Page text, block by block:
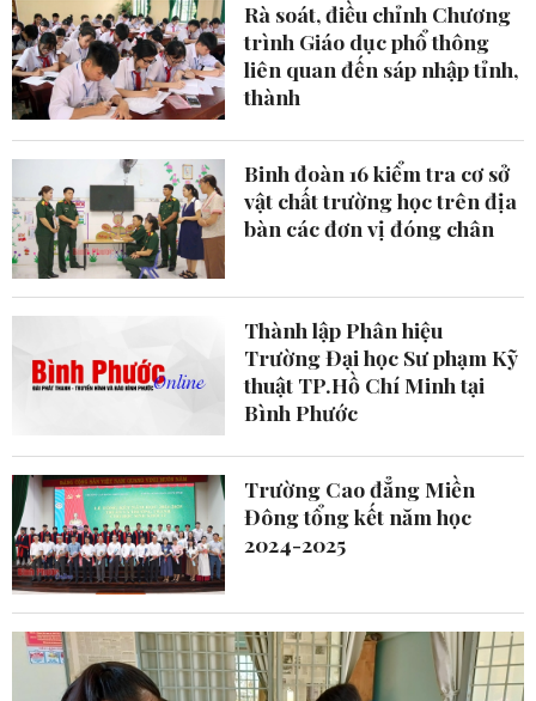
Rà soát, điều chỉnh Chương
trình Giáo dục phổ thông
liên quan đến sáp nhập tỉnh,
thành
Binh đoàn 16 kiểm tra cơ sở
vật chất trường học trên địa
bàn các đơn vị đóng chân
Thành lập Phân hiệu
Trường Đại học Sư phạm Kỹ
thuật TP.Hồ Chí Minh tại
Bình Phước
Trường Cao đẳng Miền
Đông tổng kết năm học
2024-2025